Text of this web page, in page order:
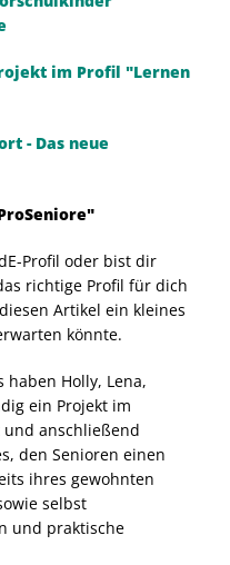
im Profil "Lernen
- Das neue
Profil oder bist dir
richtige Profil für dich
Artikel ein kleines
könnte.
haben Holly, Lena,
ein Projekt im
und anschließend
den Senioren einen
ihres gewohnten
selbst
und praktische